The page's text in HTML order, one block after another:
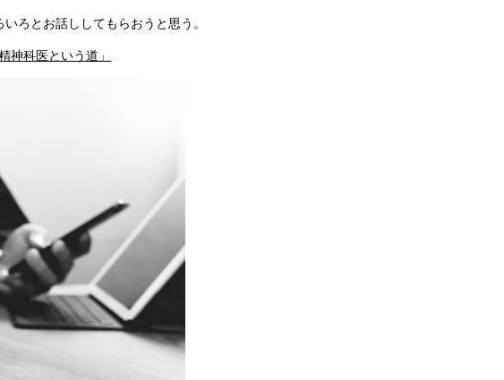
ろとお話ししてもらおうと思う。
神科医という道」